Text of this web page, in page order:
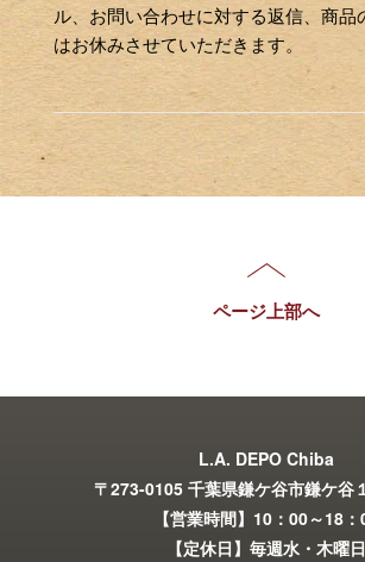
ル、お問い合わせに対する返信、商品
はお休みさせていただきます。
ページ上部へ
L.A. DEPO Chiba
〒273-0105 千葉県鎌ケ谷市鎌ケ谷
【営業時間】10：00～18
【定休日】毎週水・木曜日